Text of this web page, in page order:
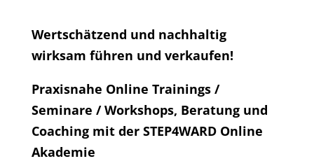
Wertschätzend und nachhaltig
wirksam führen und verkaufen!
Praxisnahe Online Trainings /
Seminare / Workshops, Beratung und
Coaching mit der STEP4WARD Online
Akademie